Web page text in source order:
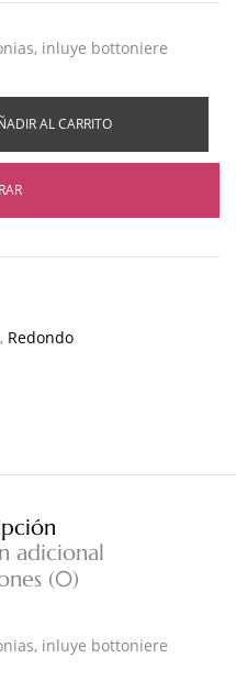
inluye bottoniere
AL CARRITO
, Redondo
adicional
(0)
inluye bottoniere